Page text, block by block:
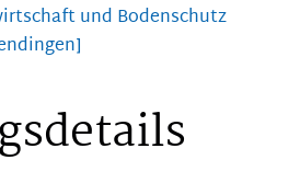
und Bodenschutz